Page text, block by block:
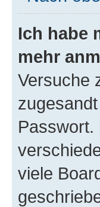
Ich habe
mehr
Versuche
Passwort.
viele